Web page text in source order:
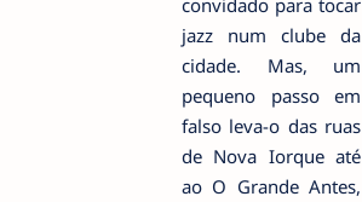
convidado para tocar
jazz num clube da
cidade. Mas, um
pequeno passo em
falso leva-o das ruas
de Nova Iorque até
ao O Grande Antes,